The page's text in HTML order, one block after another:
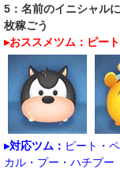
5：名前のイニシャル
枚稼ごう
▸おススメツム：ピー
▸対応ツム： ピート・
カル・プー・ハチプー